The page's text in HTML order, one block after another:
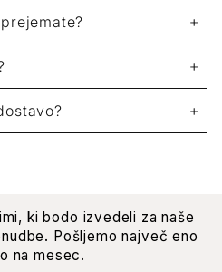
ki bodo izvedeli za naše
Pošljemo največ eno
na mesec.